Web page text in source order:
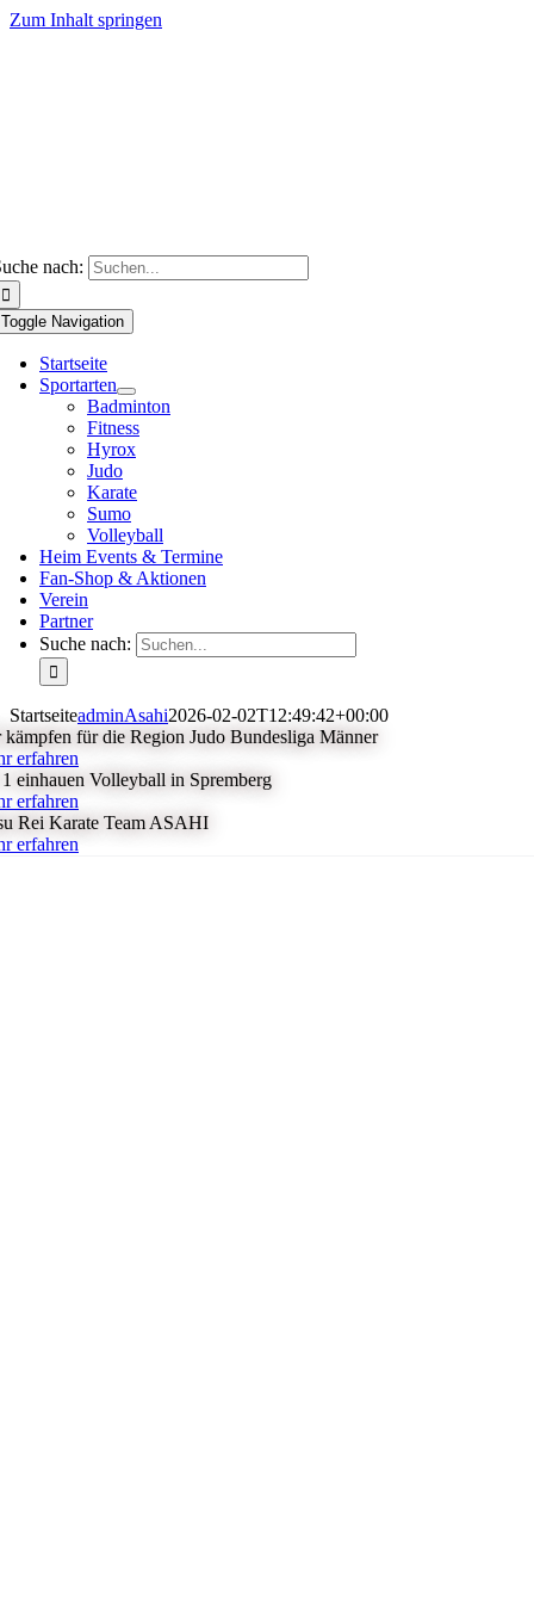
Zum Inhalt springen
nach:
Toggle Navigation
Startseite
Sportarten
Badminton
Fitness
Hyrox
Judo
Karate
Sumo
Volleyball
Heim Events & Termine
Fan-Shop & Aktionen
Verein
Partner
Suche nach:
StartseiteadminAsahi2026-02-02T12:49:42+00:00
kämpfen für die Region Judo Bundesliga Männer
erfahren
einhauen Volleyball in Spremberg
erfahren
Rei Karate Team ASAHI
erfahren